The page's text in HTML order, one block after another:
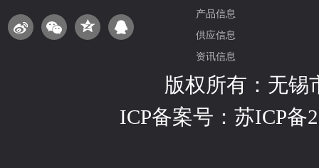
产品信息
供应信息
资讯信息
版权所有：无锡
ICP备案号： 苏ICP备